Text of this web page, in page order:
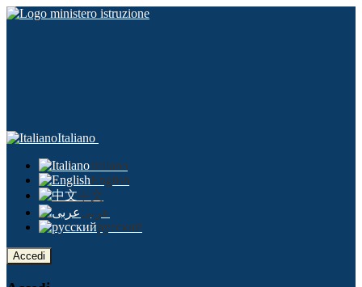
Italiano
Italiano
English
中文
عربى
русский
Accedi